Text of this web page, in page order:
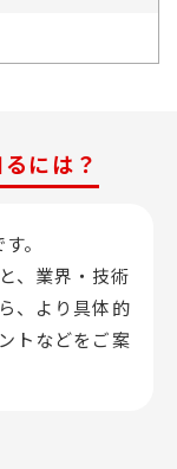
には？
。
、業界・技術
、 より具体的
トなどをご案